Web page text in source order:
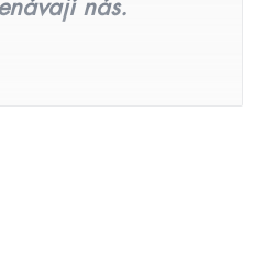
nás.